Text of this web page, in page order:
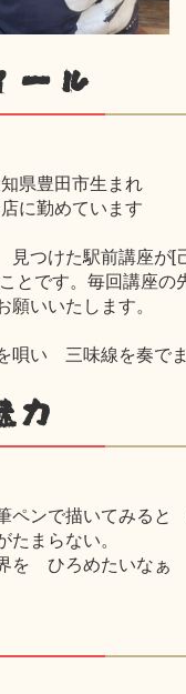
ール
県豊田市生まれ
に勤めています
つけた駅前講座が[
とです。毎回講座
願いいたします。
唄い 三味線を奏でま
力
ンで描いてみると
たまらない。
を ひろめたいなぁ